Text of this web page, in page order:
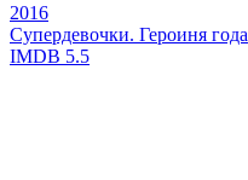
2016
Супердевочки. Героиня года
IMDB 5.5